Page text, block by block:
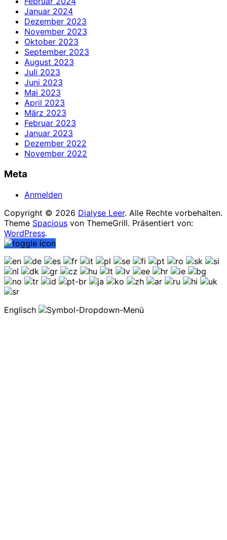
Januar 2024
Dezember 2023
November 2023
Oktober 2023
September 2023
August 2023
Juli 2023
Juni 2023
Mai 2023
April 2023
März 2023
Februar 2023
Januar 2023
Dezember 2022
November 2022
Meta
Anmelden
Copyright © 2026 Dialyse Leer. Alle Rechte vorbehalten.
Theme Spacious von ThemeGrill. Präsentiert von:
WordPress.
Englisch